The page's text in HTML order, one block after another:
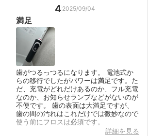
4 2025/09/04
満足
歯がつるっつるになります。 電池式か
らの移行でしたがパワーは満足です。た
だ、充電がどれだけあるのか、フル充電
なのか、お知らせランプなどがないのが
不便です。 歯の表面は大満足ですが、
歯の間の汚れはこれだけでは微妙なので
使う前にフロスは必須です。
詳細を見る